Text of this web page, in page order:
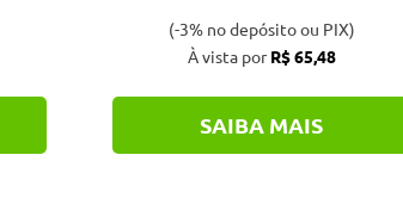
(-3% no depósito ou PIX)
À vista porR$ 65,48
SAIBA MAIS